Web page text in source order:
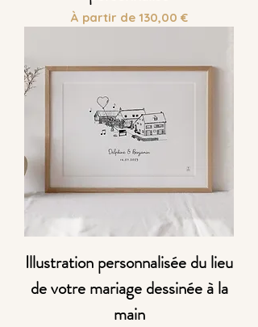
À partir de 130,00 €
Prix promotionnel
Illustration personnalisée du lieu
de votre mariage dessinée à la
main